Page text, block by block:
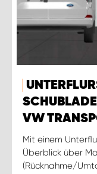
VW
Mit einem
Überblick über
(Rücknahme/